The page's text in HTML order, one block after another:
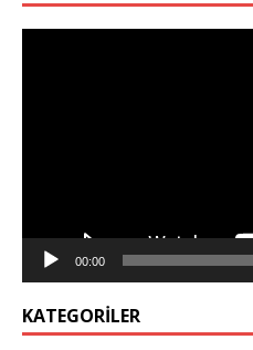
00:00
KATEGORILER